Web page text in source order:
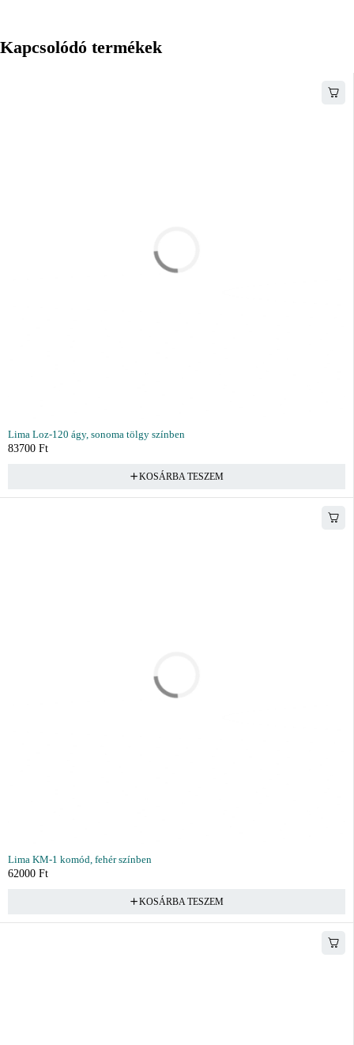
Kapcsolódó termékek
Lima Loz-120 ágy, sonoma tölgy színben
83700 Ft
KOSÁRBA TESZEM
Lima KM-1 komód, fehér színben
62000 Ft
KOSÁRBA TESZEM